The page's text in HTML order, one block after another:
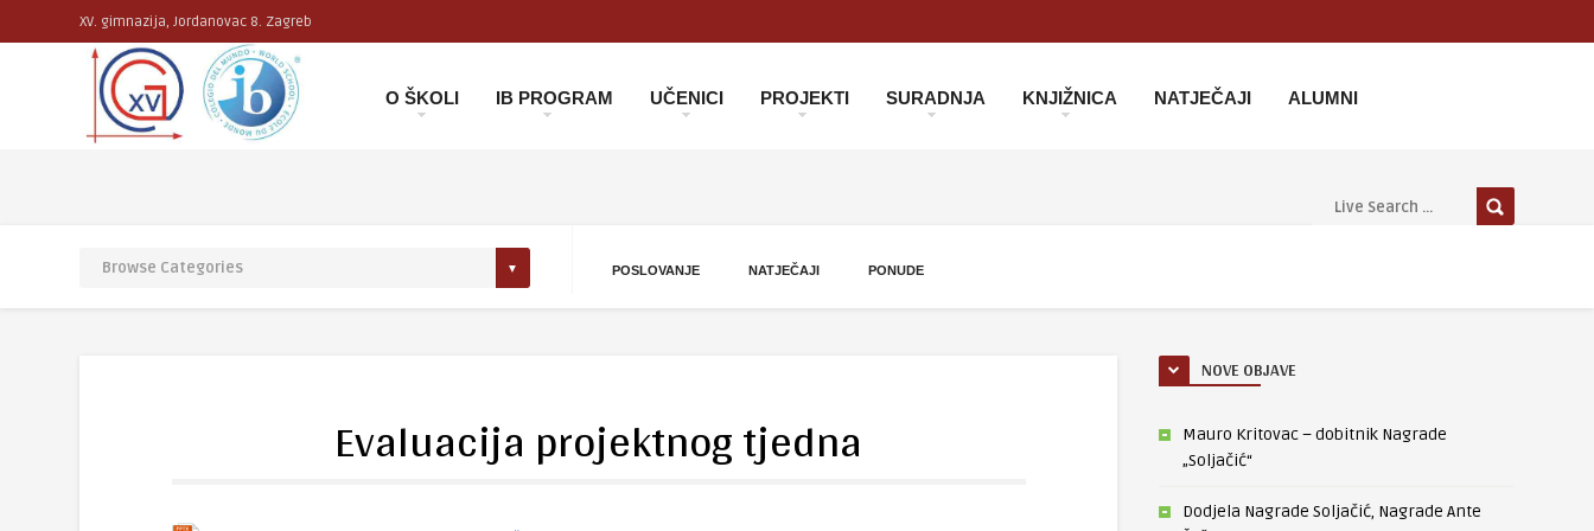
XV. gimnazija, Jordanovac 8. Zagreb
O ŠKOLI IB PROGRAM UČENICI PROJEKTI SURADNJA KNJIŽNICA NATJEČAJI ALUMNI
POSLOVANJE NATJEČAJI PONUDE
Evaluacija projektnog tjedna
NOVE OBJAVE
Mauro Kritovac – dobitnik Nagrade
„Soljačić“
Dodjela Nagrade Soljačić, Nagrade Ante